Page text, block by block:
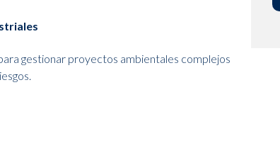
gestionar proyectos ambientales complejos